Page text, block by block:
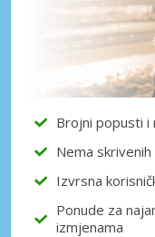
Brojni popusti i
Nema
Izvrsna
Ponude za
izmjenama